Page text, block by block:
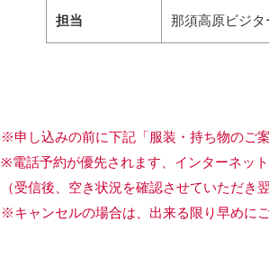
担当 那須高原ビジ
※申し込みの前に下記「服装・持ち物のご
※電話予約が優先されます、インターネッ
（受信後、空き状況を確認させていただき
※キャンセルの場合は、出来る限り早めにご